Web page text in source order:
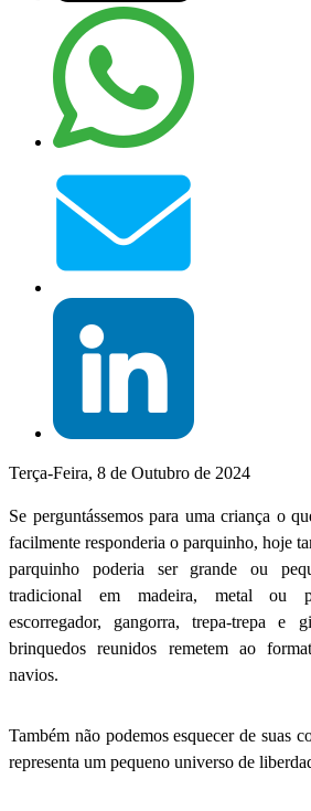
Terça-Feira, 8 de Outubro de 2024
Se perguntássemos para uma criança o
facilmente responderia o parquinho, hoje
parquinho poderia ser grande ou
tradicional em madeira, metal ou
escorregador, gangorra, trepa-trepa
brinquedos reunidos remetem ao
navios.
Também não podemos esquecer de suas
representa um pequeno universo de